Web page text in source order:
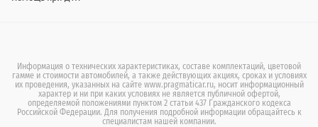
Информация о технических характеристиках, составе комплектаций, цветовой
гамме и стоимости автомобилей, а также действующих акциях, сроках и условиях
их проведения, указанных на сайте www.pragmaticar.ru, носит информационный
характер и ни при каких условиях не является публичной офертой,
определяемой положениями пунктом 2 статьи 437 Гражданского кодекса
Российской Федерации. Для получения подробной информации обращайтесь к
специалистам нашей компании.